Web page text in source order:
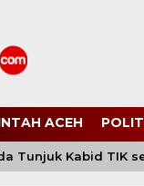
ACEH
Tunjuk Kabid TIK